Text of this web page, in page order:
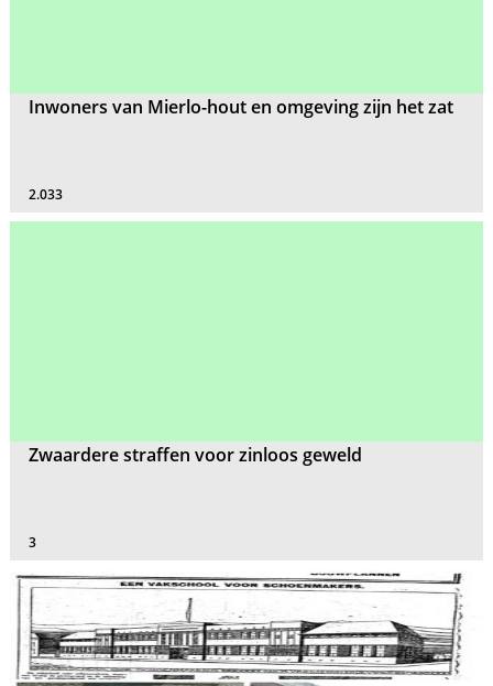
Inwoners van Mierlo-hout en omgeving zijn het zat
2.033
Zwaardere straffen voor zinloos geweld
3